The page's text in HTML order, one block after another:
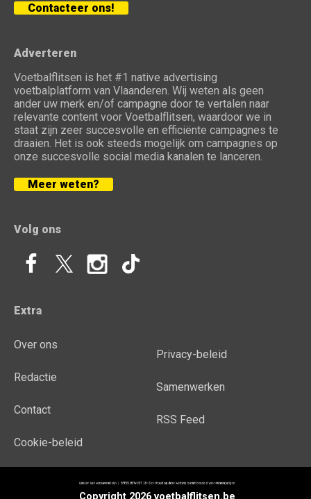
Contacteer ons!
Adverteren
Voetbalflitsen is het #1 native advertising
voetbalplatform van Vlaanderen. Wij weten als geen
ander uw merk en/of campagne door te vertalen naar
relevante content voor Voetbalflitsen, waardoor we in
staat zijn zeer succesvolle en efficiënte campagnes te
draaien. Het is ook steeds mogelijk om campagnes op
onze succesvolle social media kanalen te lanceren.
Meer weten?
Volg ons
Extra
Over ons
Redactie
Contact
Cookie-beleid
Privacy-beleid
Samenwerken
RSS Feed
Copyright 2026 voetbalflitsen.be